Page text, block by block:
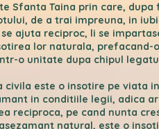
Sfanta Taina prin care,
de a trai impreuna, in
se ajuta reciproc, li se
lor naturala, prefacand-
o unitate dupa chipul
civila este o insotire pe viata
in conditiile legii, adica
reciproca, pe cand nunta
natural, este o